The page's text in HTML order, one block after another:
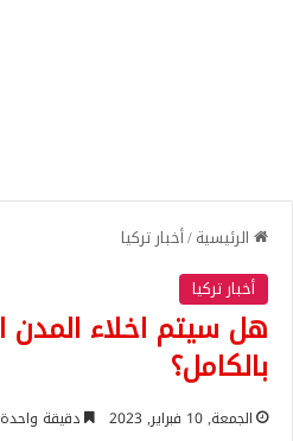
الرئيسية/أخبار تركيا
أخبار تركيا
هل سيتم اخلاء المدن
بالكامل؟
الجمعة, 10 فبراير, 2023 دقيقة واحدة